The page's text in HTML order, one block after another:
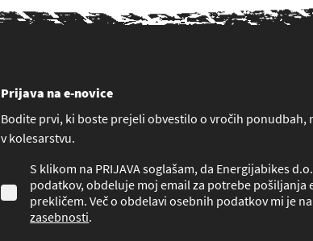
Prijava na e-novice
Bodite prvi, ki boste prejeli obvestilo o vročih
v kolesarstvu.
S klikom na PRIJAVA soglašam, da Energijabikes
podatkov, obdeluje moj email za potrebe pošiljanja
prekličem. Več o obdelavi osebnih podatkov mi je
zasebnosti.